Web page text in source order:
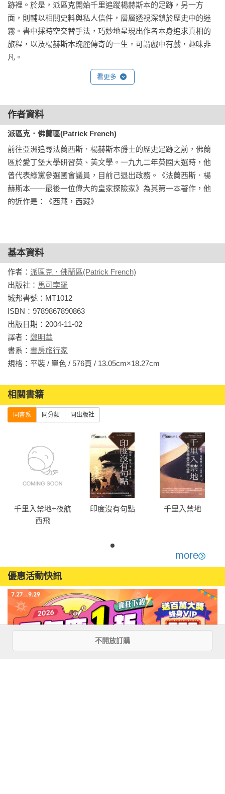
跡裡。於是，派區克開始千里追蹤楊赫斯本的足跡，另一方
面，則輔以相關史料與私人信件，層層透視深鎖於歷史中的迷
霧。書中採時空交替手法，巧妙地呈現出作者本身追求真相的
旅程，以及楊赫斯本瑰麗傳奇的一生，可謂戲中有戲，趣味非
凡。
看更多
作者資料
派區克．佛蘭區(Patrick French)
前往亞洲追尋法蘭西斯．楊赫斯本爵士的歷史足跡之前，佛蘭
區於愛丁堡大學研習英、美文學。一九九二年英國大選時，他
曾代表綠黨參選國會議員，目前己退出政務。《法蘭西斯．楊
赫斯本——最後一位偉大的皇家探險家》為其第一本著作，他
的近作是：《西藏，西藏》
基本資料
作者： 派區克．佛蘭區(Patrick French)
出版社： 馬可孛羅
城邦書號：MT1012
ISBN：9789867890863
出版日期：2004-11-02
譯者： 鄭明華
書系： 書房旅行家
規格：平裝 / 單色 / 576頁 / 13.05cm×18.27cm
相關書籍
同書系 同分類 同出版社
千里入禁地+夜航
西飛
印度沒有句點 千里入禁地
more
優惠活動快訊
不開放訂購